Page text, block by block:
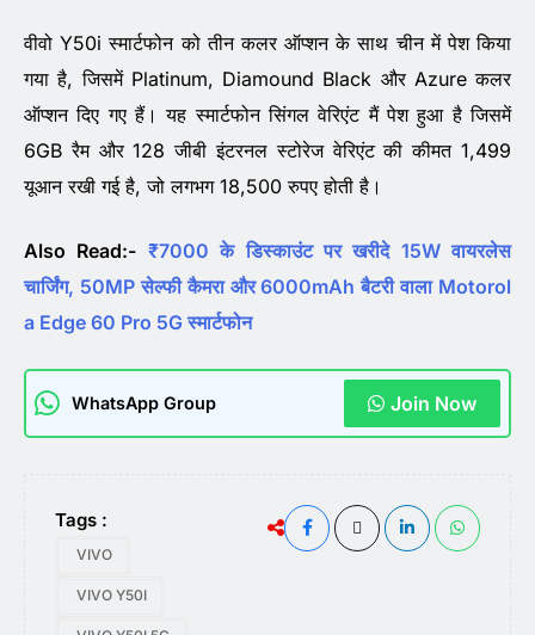
वीवो Y50i स्मार्टफोन को तीन कलर ऑप्शन के साथ चीन में पेश किया
गया है, जिसमें Platinum, Diamound Black और Azure कलर
ऑप्शन दिए गए हैं। यह स्मार्टफोन सिंगल वेरिएंट मैं पेश हुआ है जिसमें
6GB रैम और 128 जीबी इंटरनल स्टोरेज वेरिएंट की कीमत 1,499
यूआन रखी गई है, जो लगभग 18,500 रुपए होती है।
Also Read:- ₹7000 के डिस्काउंट पर खरीदे 15W वायरलेस
चार्जिंग, 50MP सेल्फी कैमरा और 6000mAh बैटरी वाला Motorol
a Edge 60 Pro 5G स्मार्टफोन
WhatsApp Group Join Now
Tags :
VIVO
VIVO Y50I